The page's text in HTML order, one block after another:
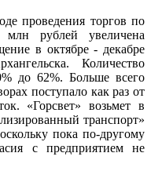
проведения торгов по
рублей увеличена
в октябре - декабре
Количество
до 62%. Больше всего
поступало как раз от
«Горсвет» возьмет в
транспорт»
пока по-другому
с предприятием не